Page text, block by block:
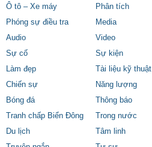
Ô tô – Xe máy
Phân tích
Phóng sự điều tra
Media
Audio
Video
Sự cố
Sự kiện
Làm đẹp
Tài liệu kỹ thuật
Chiến sự
Năng lượng
Bóng đá
Thông báo
Tranh chấp Biển Đông
Trong nước
Du lịch
Tâm linh